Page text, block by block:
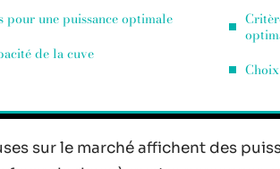
pour une puissance optimale
de la cuve
sur le marché affichent des